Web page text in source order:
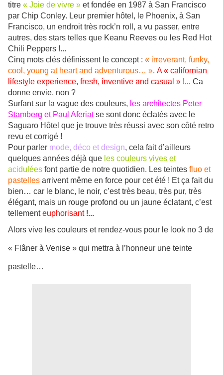
titre « Joie de vivre » et fondée en 1987 à San Francisco
par Chip Conley. Leur premier hôtel, le Phoenix, à San
Francisco, un endroit très rock’n roll, a vu passer, entre
autres, des stars telles que Keanu Reeves ou les Red Hot
Chili Peppers !...
Cinq mots clés définissent le concept : « irreverant, funky,
cool, young at heart and adventurous… ». A « californian
lifestyle experience, fresh, inventive and casual » !... Ca
donne envie, non ?
Surfant sur la vague des couleurs, les architectes Peter
Stamberg et Paul Aferiatse sont donc éclatés avec le
Saguaro Hôtel que je trouve très réussi avec son côté retro
revu et corrigé !
Pour parler mode, déco et design, cela fait d’ailleurs
quelques années déjà que les couleurs vives et
acidulées font partie de notre quotidien. Les teintes fluo et
pastelles arrivent même en force pour cet été ! Et ça fait du
bien… car le blanc, le noir, c’est très beau, très pur, très
élégant, mais un rouge profond ou un jaune éclatant, c’est
tellementeuphorisant!...
Alors vive les couleurs et rendez-vous pour le look no 3 de
« Flâner à Venise » qui mettra à l’honneur une teinte
pastelle…